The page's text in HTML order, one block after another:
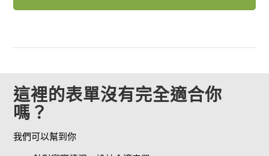
這裡的表單沒有完全適合你
嗎？
我們可以幫到你